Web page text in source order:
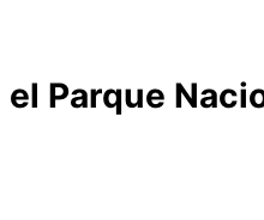
Parque